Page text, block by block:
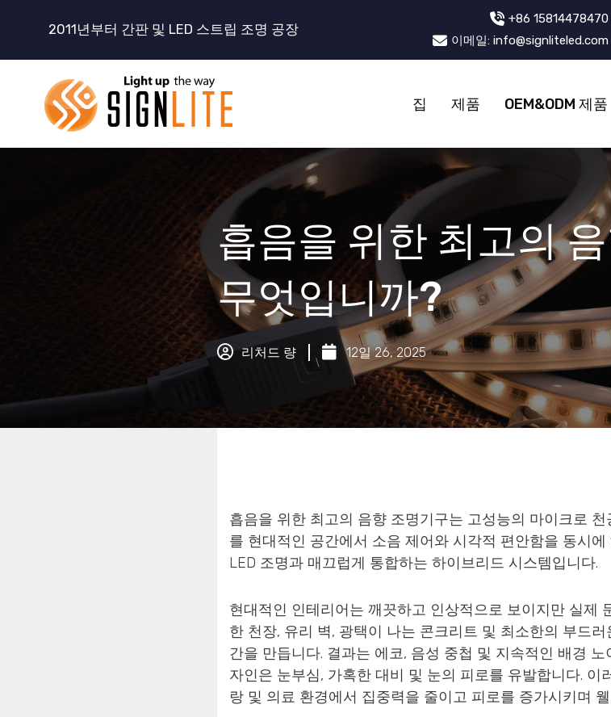
2011년부터 간판 및 LED 스트립 조명 공장
+86 15814478470
이메일: info@signliteled.com
집 제품 OEM&ODM 제품
흡음을 위한 최고의
무엇입니까?
리처드 량 12일 26, 2025
흡음을 위한 최고의 음향 조명기구는 고성능의 마이크로
를 현대적인 공간에서 소음 제어와 시각적 편안함을 동시
LED 조명과 매끄럽게 통합하는 하이브리드 시스템입니다.
현대적인 인테리어는 깨끗하고 인상적으로 보이지만 실제
한 천장, 유리 벽, 광택이 나는 콘크리트 및 최소한의 부드
간을 만듭니다. 결과는 에코, 음성 중첩 및 지속적인 배경
자인은 눈부심, 가혹한 대비 및 눈의 피로를 유발합니다. 이
랑 및 의료 환경에서 집중력을 줄이고 피로를 증가시키며